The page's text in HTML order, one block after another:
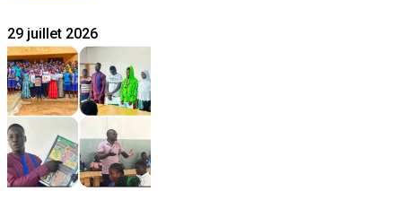
29 juillet 2026